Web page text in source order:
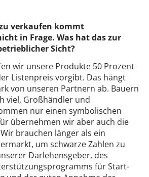
verkaufen kommt
in Frage. Was hat das zur
Sicht?
wir unsere Produkte 50 Prozent
Listenpreis vorgibt. Das hängt
von unseren Partnern ab. Bauern
viel, Großhändler und
nur einen symbolischen
übernehmen wir aber auch die
brauchen länger als ein
um schwarze Zahlen zu
Darlehensgeber, des
für Start-